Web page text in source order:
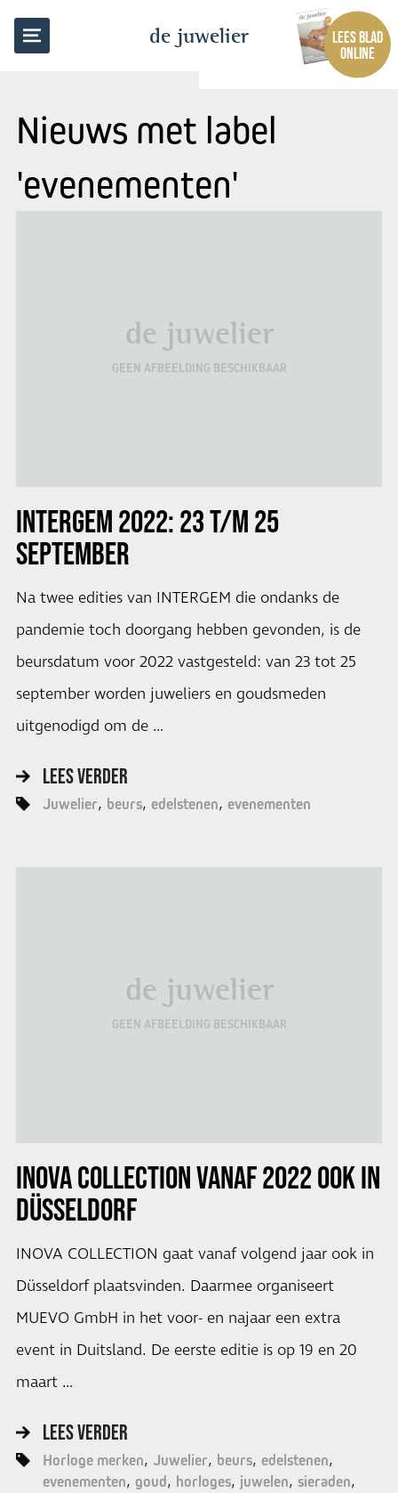
de juwelier
LEES BLAD
ONLINE
Nieuws met label
'evenementen'
de juwelier
GEEN AFBEELDING BESCHIKBAAR
INTERGEM 2022: 23 T/M 25
SEPTEMBER
Na twee edities van INTERGEM die ondanks de
pandemie toch doorgang hebben gevonden, is de
beursdatum voor 2022 vastgesteld: van 23 tot 25
september worden juweliers en goudsmeden
uitgenodigd om de …
LEES VERDER
Juwelier beurs edelstenen evenementen
de juwelier
GEEN AFBEELDING BESCHIKBAAR
INOVA COLLECTIONVANAF 2022 OOK IN
DÜSSELDORF
INOVA COLLECTION gaat vanaf volgend jaar ook in
Düsseldorf plaatsvinden. Daarmee organiseert
MUEVO GmbH in het voor- en najaar een extra
event in Duitsland. De eerste editie is op 19 en 20
maart …
LEES VERDER
Horloge merken Juwelier beurs edelstenen
evenementen goud horloges juwelen sieraden